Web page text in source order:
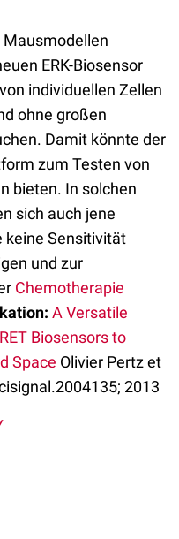
ERK-Biosensor
individuellen Zellen
ohne großen
Damit könnte der
zum Testen von
bieten. In solchen
sich auch jene
keine Sensitivität
und zur
Chemotherapie
A Versatile
Biosensors to
Space Olivier Pertz et
2013